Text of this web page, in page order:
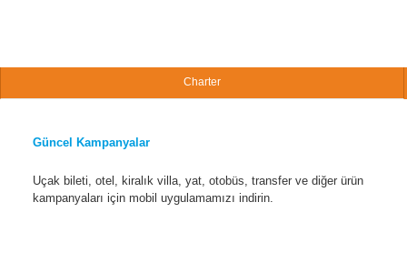
Charter
Güncel Kampanyalar
Uçak bileti, otel, kiralık villa, yat, otobüs, transfer ve diğer ürün
kampanyaları için mobil uygulamamızı indirin.